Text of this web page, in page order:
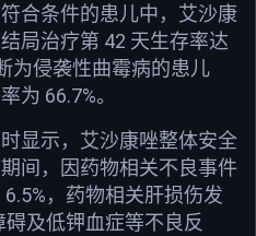
合条件的患儿中，艾沙康
局治疗第 42 天生存率达
为侵袭性曲霉病的患儿
为 66.7%。
显示，艾沙康唑整体安全
间，因药物相关不良事件
，药物相关肝损伤发
碍及低钾血症等不良反